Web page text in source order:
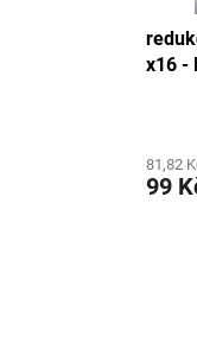
x16 -
81,82
99